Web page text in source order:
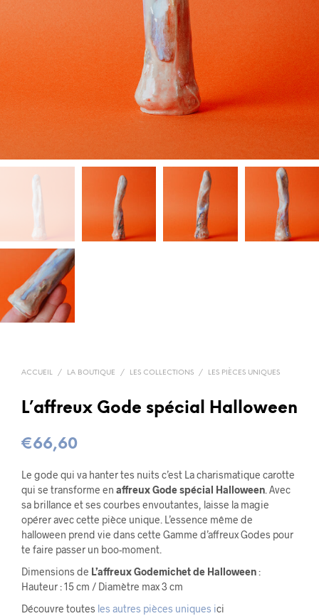
ACCUEIL / LA BOUTIQUE / LES COLLECTIONS / LES PIÈCES UNIQUES
L’affreux Gode spécial Halloween
€66,60
Le gode qui va hanter tes nuits c’est La charismatique carotte
qui se transforme en affreux Gode spécial Halloween. Avec
sa brillance et ses courbes envoutantes, laisse la magie
opérer avec cette pièce unique. L’essence même de
halloween prend vie dans cette Gamme d’affreux Godes pour
te faire passer un boo-moment.
Dimensions de L’affreux Godemichet de Halloween:
Hauteur : 15 cm / Diamètre max 3 cm
Découvre toutes les autres pièces uniques ici